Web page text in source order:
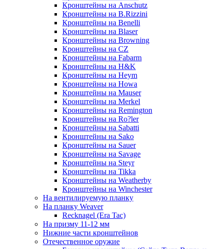
Кронштейны на Anschutz
Кронштейны на B.Rizzini
Кронштейны на Benelli
Кронштейны на Blaser
Кронштейны на Browning
Кронштейны на CZ
Кронштейны на Fabarm
Кронштейны на H&K
Кронштейны на Heym
Кронштейны на Howa
Кронштейны на Mauser
Кронштейны на Merkel
Кронштейны на Remington
Кронштейны на Ro?ler
Кронштейны на Sabatti
Кронштейны на Sako
Кронштейны на Sauer
Кронштейны на Savage
Кронштейны на Steyr
Кронштейны на Tikka
Кронштейны на Weatherby
Кронштейны на Winchester
На вентилируемую планку
На планку Weaver
Recknagel (Era Tac)
На призму 11-12 мм
Нижние части кронштейнов
Отечественное оружие